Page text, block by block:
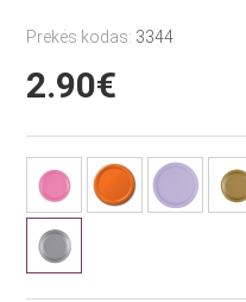
Prekės kodas: 3344
2.90€